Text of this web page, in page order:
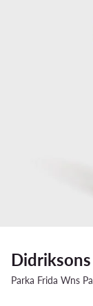
Didriksons
Parka Frida Wns